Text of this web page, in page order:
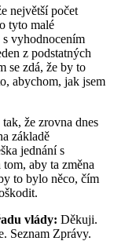
největší počet
tyto malé
s vyhodnocením
z podstatných
se zdá, že by to
abychom, jak jsem
že zrovna dnes
základě
jednání s
aby ta změna
to bylo něco, čím
vlády: Děkuji.
Seznam Zprávy.